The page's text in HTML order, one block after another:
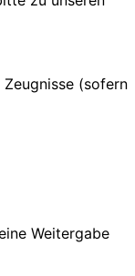
(sofern
Weitergabe